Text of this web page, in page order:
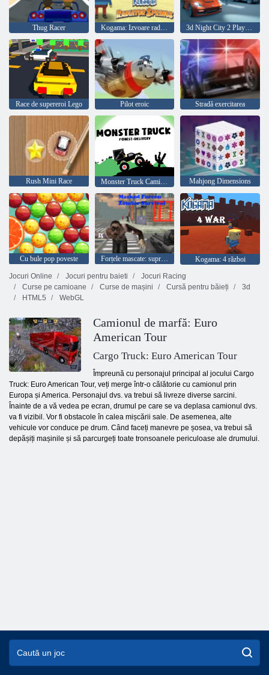
Thug Racer Kogama: Izvoare radiatoare 3d Night City 2 Player Racing
Race de supereroi Lego Pilot eroic Stradă exercitarea
Rush Mini Race Monster Truck Camion-Livery Mahjong Dimensions
Cu bule pop poveste Forțele mascate: supraviețuirea zombie
Kogama: 4 război
Jocuri Online
Jocuri pentru baieti
Jocuri Racing
Curse pe camioane
Curse de mașini Cursă pentru băieți
3d
HTML5
WebGL
Camionul de marfă: Euro
American Tour
Cargo Truck: Euro American Tour
Împreună cu personajul principal al jocului Cargo
Truck: Euro American Tour, veți merge într-o călătorie cu camionul prin
Europa și America. Personajul dvs. va trebui să livreze diverse sarcini.
Înainte de a vă vedea pe ecran, drumul pe care se va deplasa camionul dvs.
va fi vizibil. Vor fi obstacole în calea mișcării sale. De asemenea, alte
vehicule vor conduce pe drum. Când faceți manevre pe șosea, va trebui să
depășiți mașinile și să parcurgeți toate tronsoanele periculoase ale drumului.